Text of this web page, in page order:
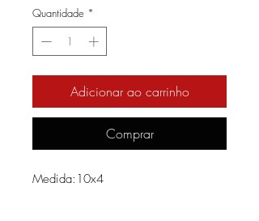
Quantidade *
Adicionar ao carrinho
Comprar
Medida:10x4